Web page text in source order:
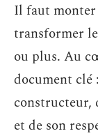
Il faut monter
transformer
ou plus. Au
document clé
constructeur,
et de son